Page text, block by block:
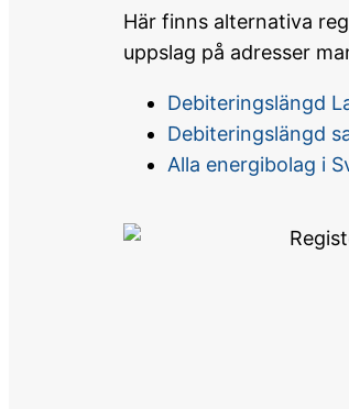
Här finns alternativa
uppslag på adresser
Debiteringslängd
Debiteringslängd
Alla energibolag i